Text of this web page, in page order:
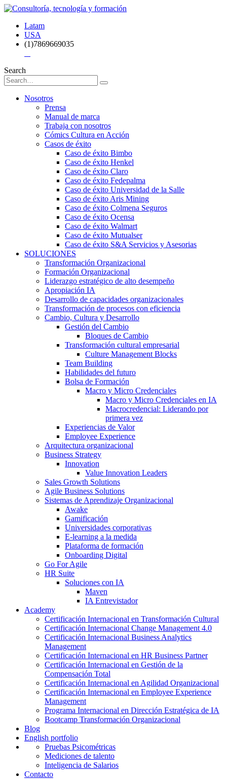
Latam
USA
(1)7869669035
Search
Nosotros
Prensa
Manual de marca
Trabaja con nosotros
Cómics Cultura en Acción
Casos de éxito
Caso de éxito Bimbo
Caso de éxito Henkel
Caso de éxito Claro
Caso de éxito Fedepalma
Caso de éxito Universidad de la Salle
Caso de éxito Aris Mining
Caso de éxito Colmena Seguros
Caso de éxito Ocensa
Caso de éxito Walmart
Caso de éxito Mutualser
Caso de éxito S&A Servicios y Asesorias
SOLUCIONES
Transformación Organizacional
Formación Organizacional
Liderazgo estratégico de alto desempeño
Apropiación IA
Desarrollo de capacidades organizacionales
Transformación de procesos con eficiencia
Cambio, Cultura y Desarrollo
Gestión del Cambio
Bloques de Cambio
Transformación cultural empresarial
Culture Management Blocks
Team Building
Habilidades del futuro
Bolsa de Formación
Macro y Micro Credenciales
Macro y Micro Credenciales en IA
Macrocredencial: Liderando por
primera vez
Experiencias de Valor
Employee Experience
Arquitectura organizacional
Business Strategy
Innovation
Value Innovation Leaders
Sales Growth Solutions
Agile Business Solutions
Sistemas de Aprendizaje Organizacional
Awake
Gamificación
Universidades corporativas
E-learning a la medida
Plataforma de formación
Onboarding Digital
Go For Agile
HR Suite
Soluciones con IA
Maven
IA Entrevistador
Academy
Certificación Internacional en Transformación Cultural
Certificación Internacional Change Management 4.0
Certificación Internacional Business Analytics
Management
Certificación Internacional en HR Business Partner
Certificación Internacional en Gestión de la
Compensación Total
Certificación Internacional en Agilidad Organizacional
Certificación Internacional en Employee Experience
Management
Programa Internacional en Dirección Estratégica de IA
Bootcamp Transformación Organizacional
Blog
English portfolio
Pruebas Psicométricas
Mediciones de talento
Inteligencia de Salarios
Contacto